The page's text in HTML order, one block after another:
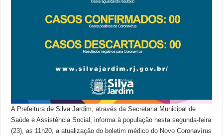
A Prefeitura de Silva Jardim, através da Secretaria Municipal de
Saúde e Assistência Social, informa à população nesta segunda-feira
(23), as 11h20, a atualização do boletim médico do Novo Coronavírus